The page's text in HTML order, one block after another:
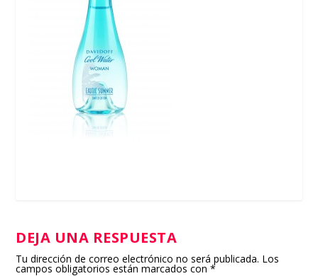
DEJA UNA RESPUESTA
Tu dirección de correo electrónico no será publicada. Los
campos obligatorios están marcados con*